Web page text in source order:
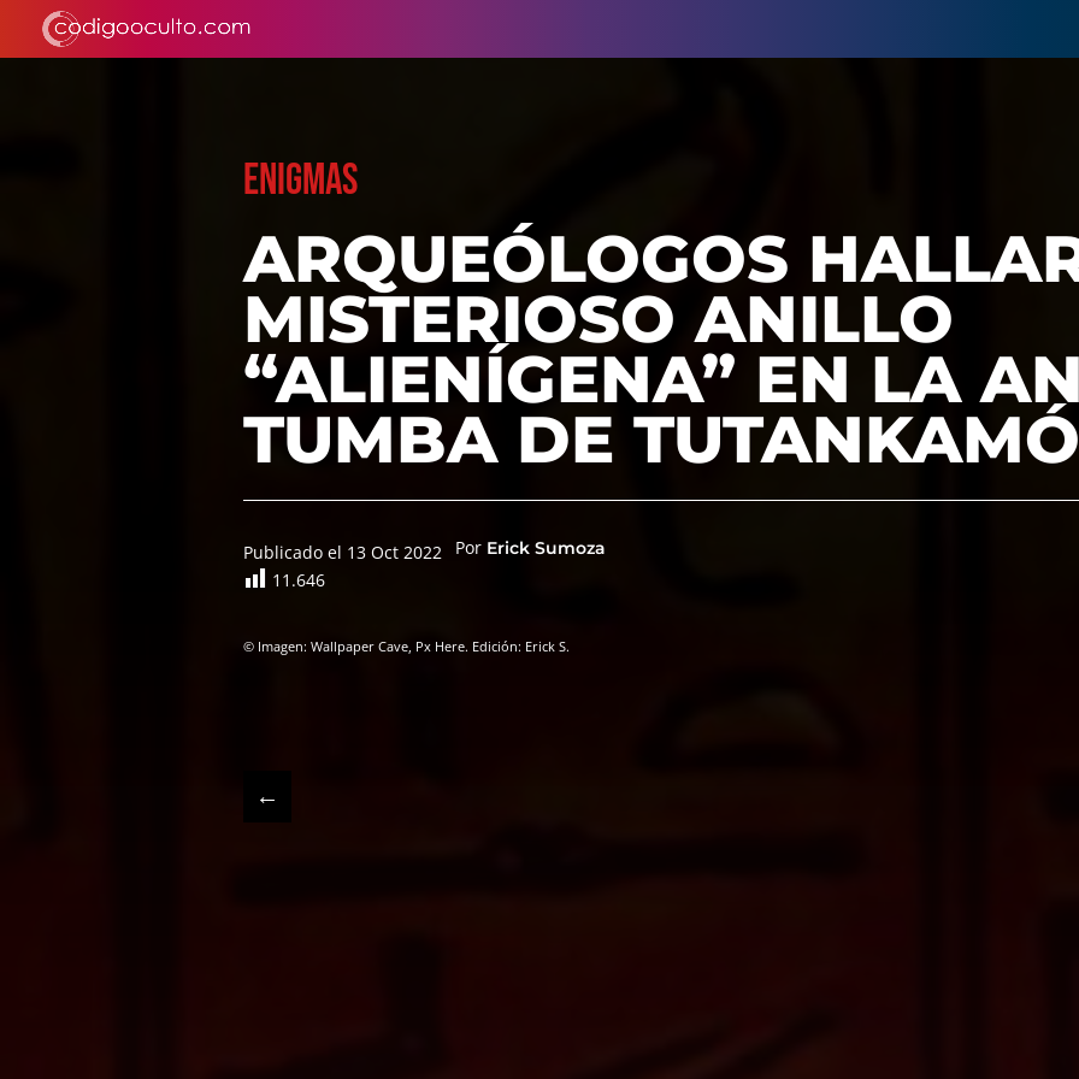
ENIGMAS
ARQUEÓLOGOS
MISTERIOSO ANILLO
“ALIENÍGENA” EN LA
TUMBA DE
Publicado el 13 Oct 2022 Por Erick Sumoza
11.646
© Imagen: Wallpaper Cave, Px Here. Edición: Erick S.
←